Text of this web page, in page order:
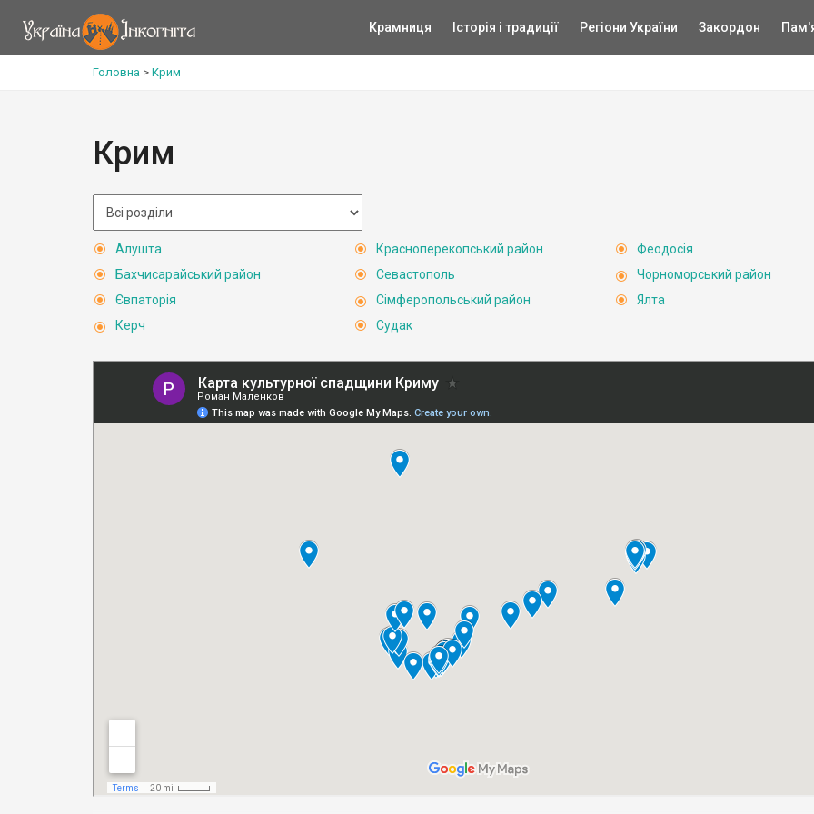
Крамниця Історія і традиції Регіони України Закордон
Головна > Крим
Крим
Алушта
Бахчисарайський район
Євпаторія
Керч
Красноперекопський район
Севастополь
Сімферопольський район
Судак
Феодосія
Чорноморський район
Ялта